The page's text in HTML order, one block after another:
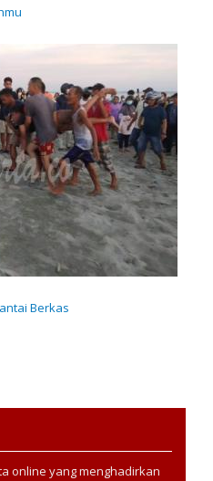
Berkas
online yang menghadirkan